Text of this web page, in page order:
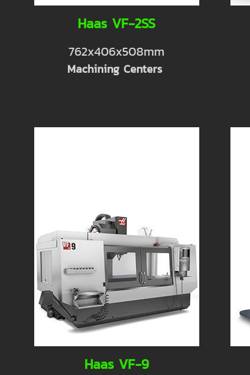
Haas VF-2SS
762x406x508mm
Machining Centers
Haas VF-9